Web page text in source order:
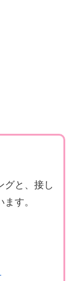
グと、接し
す。